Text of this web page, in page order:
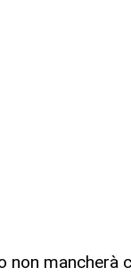
non mancherà